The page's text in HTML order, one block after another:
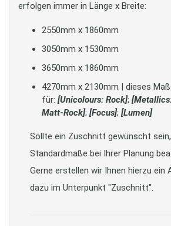
erfolgen immer in Länge x Breite:
2550mm x 1860mm
3050mm x 1530mm
3650mm x 1860mm
4270mm x 2130mm | dieses
für: [Unicolours: Rock];
Matt-Rock]; [Focus]; [Lumen]
Sollte ein Zuschnitt gewünscht
Standardmaße bei Ihrer Planung
Gerne erstellen wir Ihnen hierzu ein
dazu im Unterpunkt "Zuschnitt".